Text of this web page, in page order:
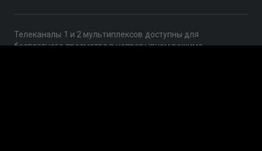
Телеканалы 1 и 2 мультиплексов доступны для
бесплатного просмотра в непрерывном режиме,